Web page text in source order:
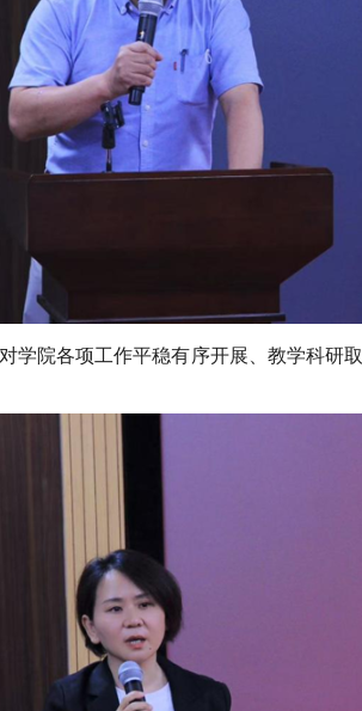
学院各项工作平稳有序开展、教学科研